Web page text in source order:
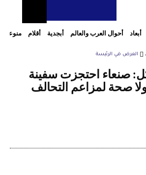
أبعاد أحوال العرب والعالم أبجدية أقلام منوعات
العرض في الرئيسة
صنعاء احتجزت سفينة
صحة لمزاعم التحالف